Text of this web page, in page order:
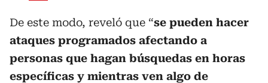
De este modo, reveló que “se pueden hacer
ataques programados afectando a
personas que hagan búsquedas en horas
específicas y mientras ven algo de